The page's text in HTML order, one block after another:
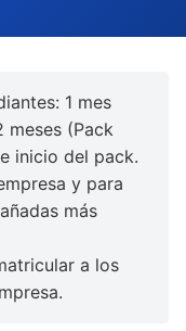
1 mes
meses (Pack
inicio del pack.
y para
más
a los